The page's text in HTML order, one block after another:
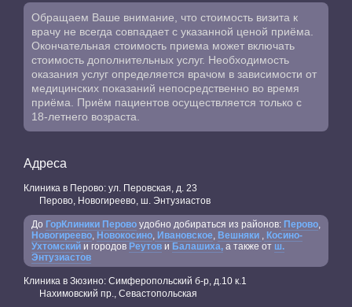
Обращаем Ваше внимание, что стоимость визита к
врачу не всегда совпадает с указанной ценой приёма.
Окончательная стоимость приема может включать
стоимость дополнительных услуг. Необходимость
оказания услуг определяется врачом в зависимости от
медицинских показаний непосредственно во время
приёма. Приём пациентов осуществляется только с
18-летнего возраста.
Адреса
Клиника в Перово: ул. Перовская, д. 23
Перово, Новогиреево, ш. Энтузиастов
До ГорКлиники Перово удобно добираться из районов: Перово,
Новогиреево, Новокосино, Ивановское, Вешняки , Косино-
Ухтомский и городов Реутов и Балашиха, а также от ш.
Энтузиастов
Клиника в Зюзино: Симферопольский б-р, д.10 к.1
Нахимовский пр., Севастопольская